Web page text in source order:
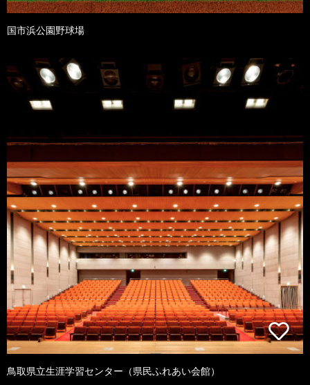
国市浜公園野球場
鳥取県立生涯学習センター（県民ふれあい会館）